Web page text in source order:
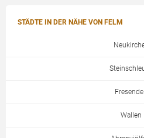
STÄDTE IN DER NÄHE VON FELM
Wallen